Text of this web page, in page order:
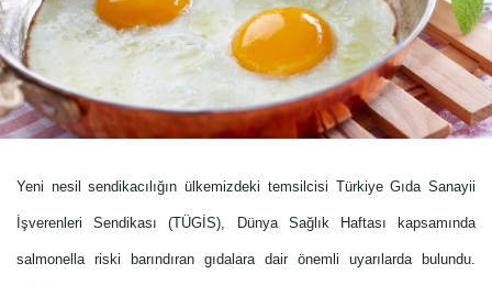
Yeni nesil sendikacılığın ülkemizdeki temsilcisi Türkiye Gıda Sanayii
İşverenleri Sendikası (TÜGİS), Dünya Sağlık Haftası kapsamında
salmonella riski barındıran gıdalara dair önemli uyarılarda bulundu.